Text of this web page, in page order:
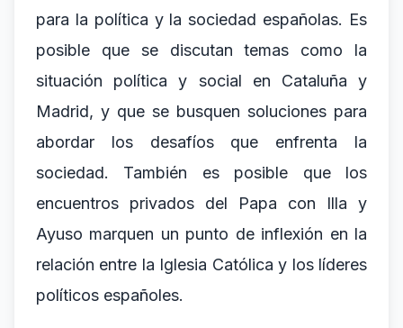
para la política y la sociedad españolas. Es
posible que se discutan temas como la
situación política y social en Cataluña y
Madrid, y que se busquen soluciones para
abordar los desafíos que enfrenta la
sociedad. También es posible que los
encuentros privados del Papa con Illa y
Ayuso marquen un punto de inflexión en la
relación entre la Iglesia Católica y los líderes
políticos españoles.